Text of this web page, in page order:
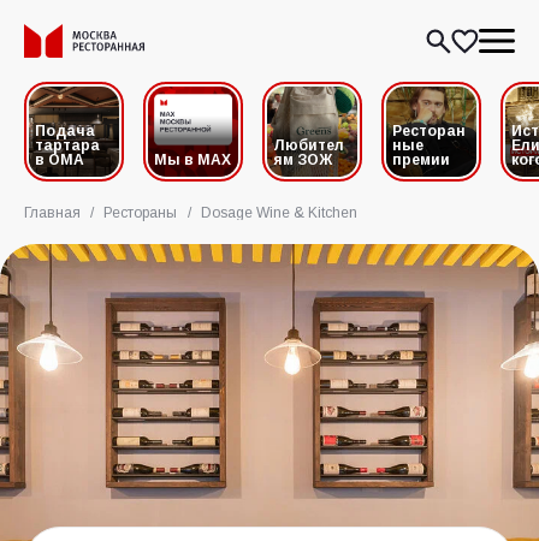
Подача
тартара
в ОМА
Мы в MAX
Любител
ям ЗОЖ
Ресторан
ные
премии
Главная / Рестораны / Dosage Wine & Kitchen